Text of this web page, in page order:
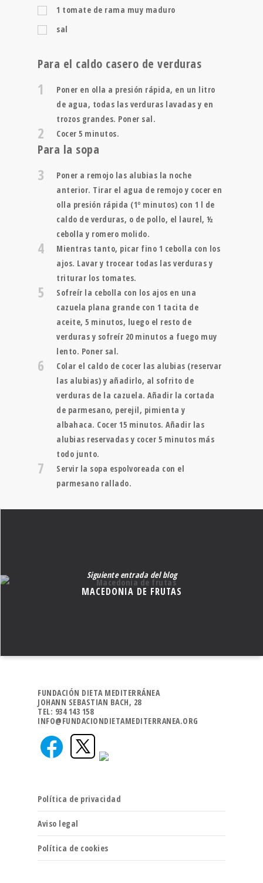
1 tomate de rama muy maduro
sal
Para el caldo casero de verduras
1
Poner en olla a presión rápida, en un litro
de agua, todas las verduras lavadas y en
trozos grandes. Poner sal.
2 Cocer 5 minutos.
Para la sopa
3
Poner a remojo las alubias la noche
anterior. Tirar el agua de remojo y cocer en
olla presión rápida (1º minutos) con 1 l de
caldo de verduras, o de pollo, el laurel, ½
cebolla y romero molido.
4
Mientras tanto, picar fino 1 cebolla con los
ajos. Lavar y trocear todas las verduras y
triturar los tomates.
5
Sofreír la cebolla con los ajos en una
cazuela plana grande con 1 tacita de
aceite, 5 minutos, luego el resto de
verduras y sofreír 20 minutos a fuego muy
lento. Poner sal.
6
Colar el caldo de cocer las alubias (reservar
las alubias) y añadirlo, al sofrito de
verduras de la cazuela. Añadir la cortada
de parmesano, perejil, pimienta y
albahaca. Cocer 15 minutos. Añadir las
alubias reservadas y cocer 5 minutos más
todo junto.
7
Servir la sopa espolvoreada con el
parmesano rallado.
Siguiente entrada del blog
MACEDONIA DE FRUTAS
FUNDACIÓN DIETA MEDITERRÁNEA
JOHANN SEBASTIAN BACH, 28
TEL: 934 143 158
INFO@FUNDACIONDIETAMEDITERRANEA.ORG
Política de privacidad
Aviso legal
Política de cookies